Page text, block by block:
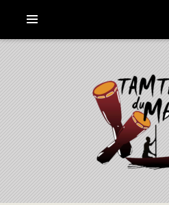
La Culture du Mboa Dévoilée !